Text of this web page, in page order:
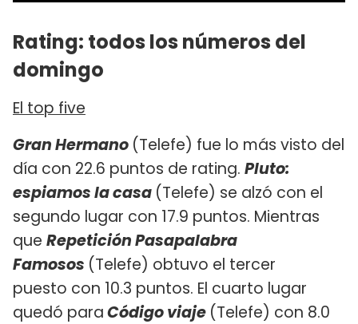
Rating: todos los números del
domingo
El top five
Gran Hermano (Telefe) fue lo más visto del
día con 22.6 puntos de rating. Pluto:
espiamos la casa (Telefe) se alzó con el
segundo lugar con 17.9 puntos. Mientras
que Repetición Pasapalabra
Famosos (Telefe) obtuvo el tercer
puesto con 10.3 puntos. El cuarto lugar
quedó paraCódigo viaje (Telefe) con 8.0